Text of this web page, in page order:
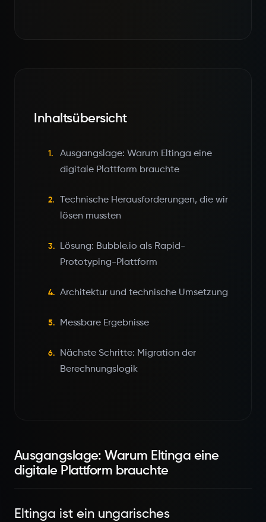
Inhaltsübersicht
1.
Ausgangslage: Warum Eltinga eine
digitale Plattform brauchte
2.
Technische Herausforderungen, die wir
lösen mussten
3.
Lösung: Bubble.io als Rapid-
Prototyping-Plattform
4. Architektur und technische Umsetzung
5. Messbare Ergebnisse
6.
Nächste Schritte: Migration der
Berechnungslogik
Ausgangslage: Warum Eltinga eine
digitale Plattform brauchte
Eltinga ist ein ungarisches